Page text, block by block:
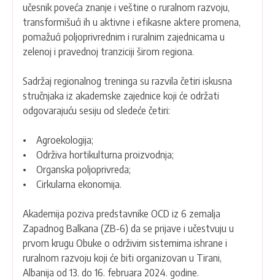
učesnik poveća znanje i veštine o ruralnom razvoju,
transformišući ih u aktivne i efikasne aktere promena,
pomažući poljoprivrednim i ruralnim zajednicama u
zelenoj i pravednoj tranziciji širom regiona.
Sadržaj regionalnog treninga su razvila četiri iskusna
stručnjaka iz akademske zajednice koji će održati
odgovarajuću sesiju od sledeće četiri:
• Agroekologija;
• Održiva hortikulturna proizvodnja;
• Organska poljoprivreda;
• Cirkularna ekonomija.
Akademija poziva predstavnike OCD iz 6 zemalja
Zapadnog Balkana (ZB-6) da se prijave i učestvuju u
prvom krugu Obuke o održivim sistemima ishrane i
ruralnom razvoju koji će biti organizovan u Tirani,
Albanija od 13. do 16. februara 2024. godine.